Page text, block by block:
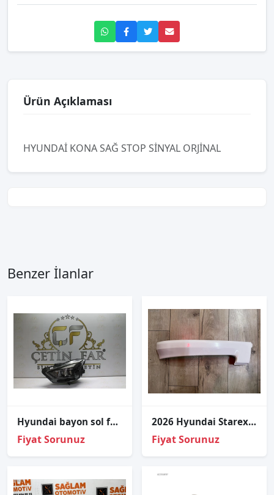
Ürün Açıklaması
HYUNDAİ KONA SAĞ STOP SİNYAL ORJİNAL
Benzer İlanlar
Hyundai̇ bayon sol far sıfır orj 92102-q0500 2021-2024
Fiyat Sorunuz
2026 Hyundai Starex Far Alt Sac Citası R/L
Fiyat Sorunuz